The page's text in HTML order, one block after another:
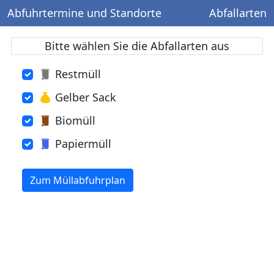
Abfuhrtermine und Standorte Abfallarten
Bitte wählen Sie die Abfallarten aus
Restmüll
Gelber Sack
Biomüll
Papiermüll
Zum Müllabfuhrplan